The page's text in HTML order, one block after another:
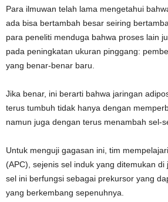
Para ilmuwan telah lama mengetahui
ada bisa bertambah besar seiring
para peneliti menduga bahwa proses lain
pada peningkatan ukuran pinggang:
yang benar-benar baru.
Jika benar, ini berarti bahwa jaringan
terus tumbuh tidak hanya dengan
namun juga dengan terus menambah sel-
Untuk menguji gagasan ini, tim
(APC), sejenis sel induk yang ditemukan di
sel ini berfungsi sebagai prekursor yang
yang berkembang sepenuhnya.